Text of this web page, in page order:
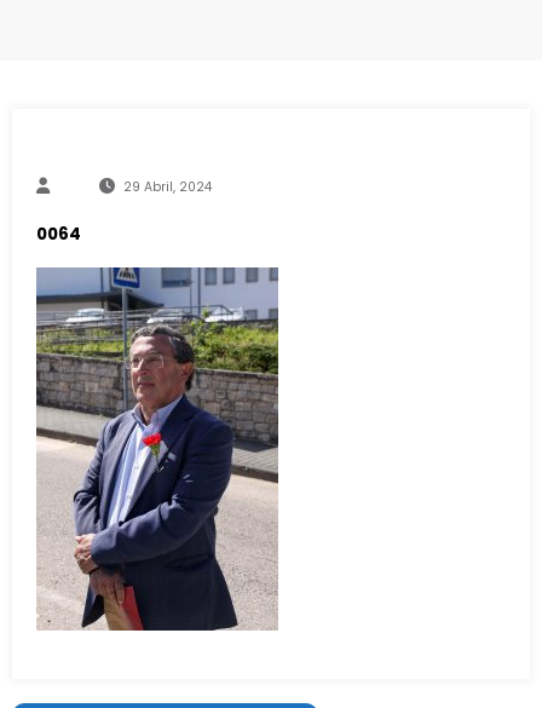
29 Abril, 2024
0064